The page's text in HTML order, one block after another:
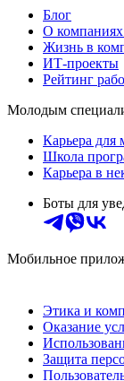
Блог
О
Жизнь в
ИТ-проекты
Рейтинг
Молодым
Карьера для
Школа
Карьера в
Боты для
Мобильное
Этика и
Оказание
Защита